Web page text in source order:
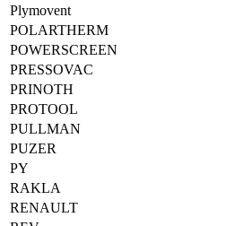
Plymovent
POLARTHERM
POWERSCREEN
PRESSOVAC
PRINOTH
PROTOOL
PULLMAN
PUZER
PY
RAKLA
RENAULT